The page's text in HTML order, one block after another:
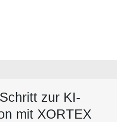
zur KI-
mit XORTEX